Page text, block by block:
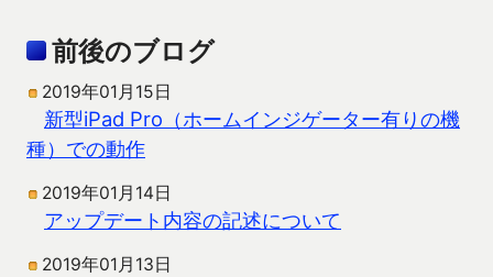
前後のブログ
2019年01月15日
新型iPad Pro（ホームインジゲーター有りの機
種）での動作
2019年01月14日
アップデート内容の記述について
2019年01月13日